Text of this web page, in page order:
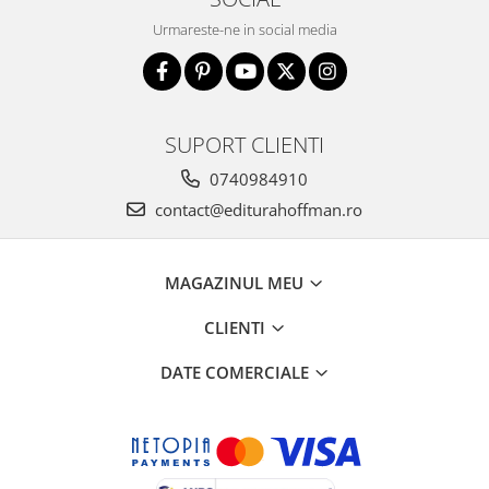
Urmareste-ne in social media
SUPORT CLIENTI
0740984910
contact@editurahoffman.ro
MAGAZINUL MEU
CLIENTI
DATE COMERCIALE